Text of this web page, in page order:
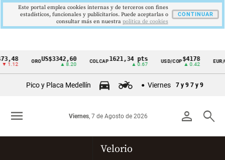
Cintillo
Colombia
1.12
OROUS$3342,60
▲ 8.20
COLCAP1621,34 pts
▲ 0.67
USD/COP$4178
▲ 0.42
EUR/
Pico y Placa Medellín Viernes 7 y 9 7 y 9
person search
Viernes, 7 de Agosto de 2026
menu
Velorio
Este portal emplea cookies internas y de terceros con fines
estadísticos, funcionales y publicitarios. Puede aceptarlas o
consultar más en nuestra politica de cookies
CONTINUAR